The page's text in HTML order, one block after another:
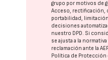
grupo por motivos de
Acceso, rectificación,
portabilidad,
decisiones
nuestro DPD. Si
se ajusta a la
reclamación ante la
Política de Protección